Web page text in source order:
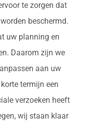
te zorgen dat
beschermd.
uw planning en
Daarom zijn we
aan uw
termijn een
verzoeken heeft
wij staan klaar